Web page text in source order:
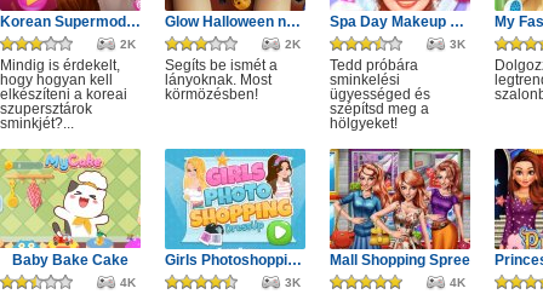
Korean Supermodel Makeup
2K
Mindig is érdekelt,
hogy hogyan kell
elkészíteni a koreai
szupersztárok
sminkjét?...
Glow Halloween nails polish
2K
Segíts be ismét a
lányoknak. Most
körmözésben!
Spa Day Makeup Artist
3K
Tedd próbára
sminkelési
ügyességed és
szépítsd meg a
hölgyeket!
Baby Bake Cake
4K
Girls Photoshopping Dressup
3K
Mall Shopping Spree
4K